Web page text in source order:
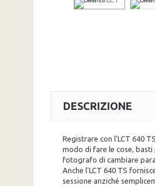
DESCRIZIONE
Registrare con l'LCT 640
modo di fare le cose,
fotografo di cambiare
Anche l'LCT 640 TS
sessione anziché